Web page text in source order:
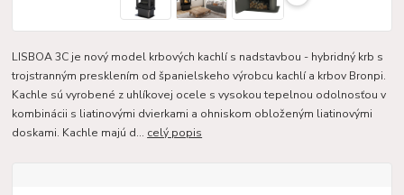
LISBOA 3C je nový model krbových kachlí s nadstavbou - hybridný krb s
trojstranným presklením od španielskeho výrobcu kachlí a krbov Bronpi.
Kachle sú vyrobené z uhlíkovej ocele s vysokou tepelnou odolnosťou v
kombinácii s liatinovými dvierkami a ohniskom obloženým liatinovými
doskami. Kachle majú d... celý popis